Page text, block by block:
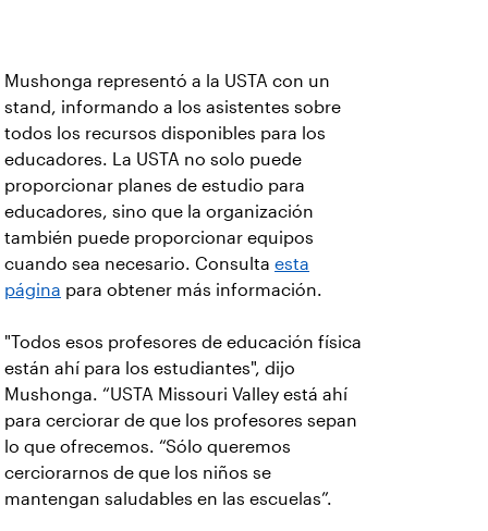
Mushonga representó a la USTA con un
stand, informando a los asistentes sobre
todos los recursos disponibles para los
educadores. La USTA no solo puede
proporcionar planes de estudio para
educadores, sino que la organización
también puede proporcionar equipos
cuando sea necesario. Consulta esta
página para obtener más información.
"Todos esos profesores de educación física
están ahí para los estudiantes", dijo
Mushonga. “USTA Missouri Valley está ahí
para cerciorar de que los profesores sepan
lo que ofrecemos. “Sólo queremos
cerciorarnos de que los niños se
mantengan saludables en las escuelas”.